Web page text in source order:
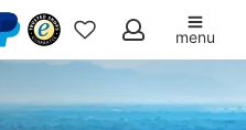
Meine
menu